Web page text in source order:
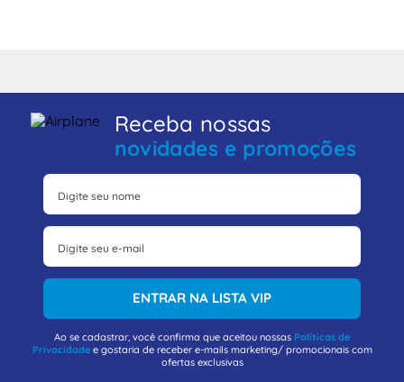
Receba nossas
novidades e promoções
ENTRAR NA LISTA VIP
Ao se cadastrar, você confirma que aceitou nossas Políticas de
Privacidadee gostaria de receber e-mails marketing/ promocionais com
ofertas exclusivas